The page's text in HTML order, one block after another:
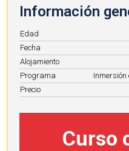
Información
Edad
Fecha
Alojamiento
Programa
Precio
Curso